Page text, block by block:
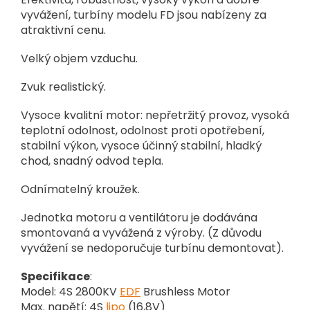
vyvážení, turbíny modelu FD jsou nabízeny za
atraktivní cenu.
Velký objem vzduchu.
Zvuk realistický.
Vysoce kvalitní motor: nepřetržitý provoz, vysoká
teplotní odolnost, odolnost proti opotřebení,
stabilní výkon, vysoce účinný stabilní, hladký
chod, snadný odvod tepla.
Odnímatelný kroužek.
Jednotka motoru a ventilátoru je dodávána
smontovaná a vyvážená z výroby. (Z důvodu
vyvážení se nedoporučuje turbínu demontovat).
Specifikace:
Model: 4S 2800KV EDF Brushless Motor
Max. napětí: 4S lipo (16,8V)